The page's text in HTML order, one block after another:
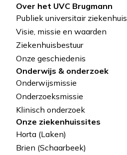
Pied
de
page
Over het UVC Brugmann
Publiek universitair ziekenhuis
Visie, missie en waarden
Ziekenhuisbestuur
Onze geschiedenis
Onderwijs & onderzoek
Onderwijsmissie
Onderzoeksmissie
Klinisch onderzoek
Onze ziekenhuissites
Horta (Laken)
Brien (Schaarbeek)